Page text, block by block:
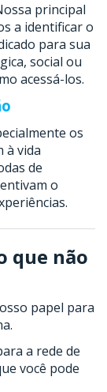
principal
a identificar o
para sua
social ou
acessá-los.
os
à vida
de
o
que não
papel para
a rede de
você pode